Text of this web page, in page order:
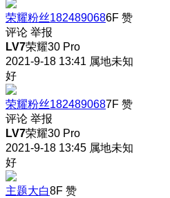
荣耀粉丝1824890686F 赞
评论 举报
LV7荣耀30 Pro
2021-9-18 13:41 属地未知
好
荣耀粉丝1824890687F 赞
评论 举报
LV7荣耀30 Pro
2021-9-18 13:45 属地未知
好
主题大白8F 赞